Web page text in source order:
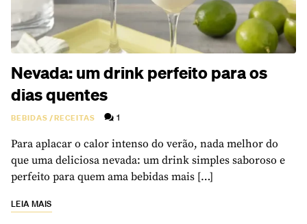
Nevada: um drink perfeito para os
dias quentes
BEBIDAS/RECEITAS 1
Para aplacar o calor intenso do verão, nada melhor do
que uma deliciosa nevada: um drink simples saboroso e
perfeito para quem ama bebidas mais […]
LEIA MAIS